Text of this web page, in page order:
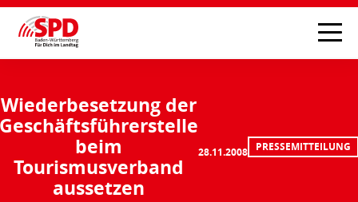
Wiederbesetzung der
beim
Tourismusverband
aussetzen
28.11.2008 PRESSEMITTEILUNG